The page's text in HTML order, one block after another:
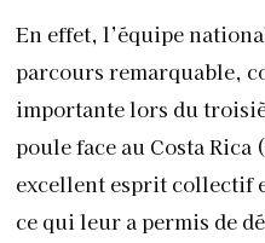
En effet, l’équipe
parcours remarquable,
importante lors du
poule face au Costa Rica
excellent esprit collectif
ce qui leur a permis de